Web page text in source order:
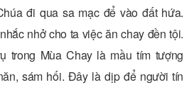
đi qua sa mạc để vào đất hứa.
nhở cho ta việc ăn chay đền tội.
trong Mùa Chay là mầu tím tượng
sám hối. Đây là dịp để người tín